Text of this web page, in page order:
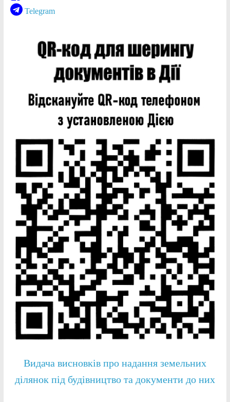
Telegram
Видача висновків про надання земельних
ділянок під будівництво та документи до них